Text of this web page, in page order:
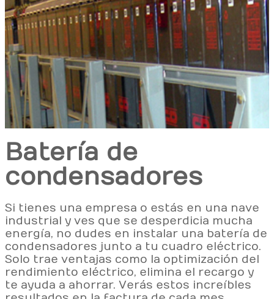
Batería de
condensadores
Si tienes una empresa o estás en una nave
industrial y ves que se desperdicia mucha
energía, no dudes en instalar una batería de
condensadores junto a tu cuadro eléctrico.
Solo trae ventajas como la optimización del
rendimiento eléctrico, elimina el recargo y
te ayuda a ahorrar. Verás estos increíbles